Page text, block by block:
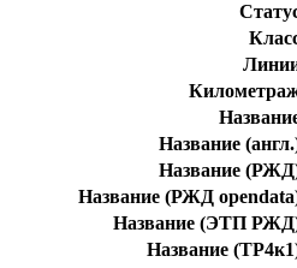
Название
Название
Название (РЖД
Название (ЭТП
Название